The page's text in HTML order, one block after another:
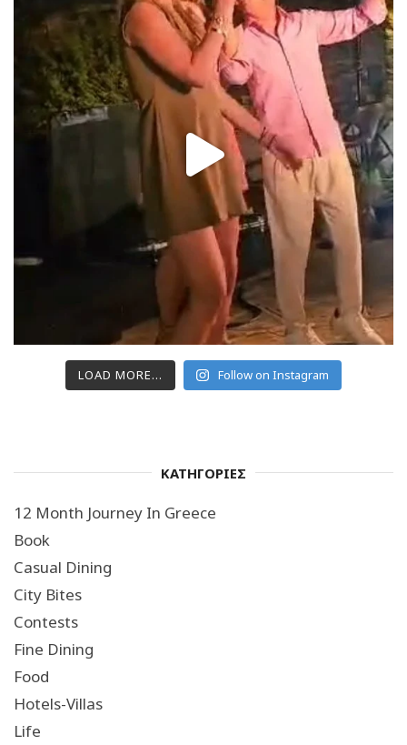
LOAD MORE... Follow on Instagram
ΚΑΤΗΓΟΡΙΕΣ
12 Month Journey In Greece
Book
Casual Dining
City Bites
Contests
Fine Dining
Food
Hotels-Villas
Life